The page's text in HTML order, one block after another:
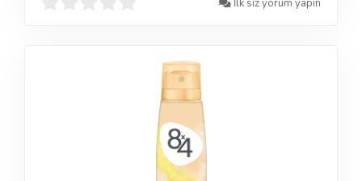
İlk siz yorum yapın